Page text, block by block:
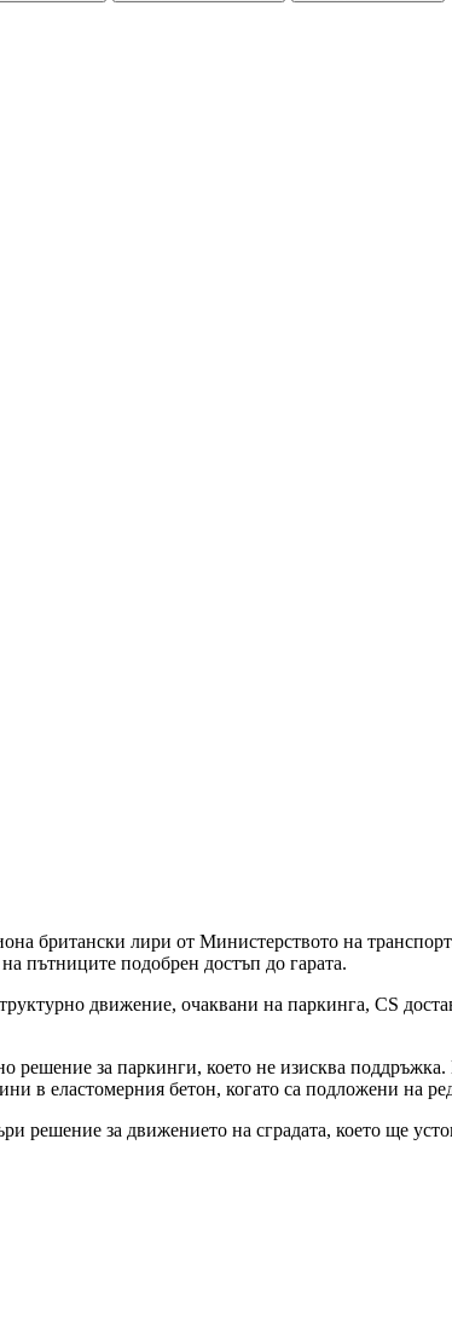
британски лири от Министерството на
пътниците подобрен достъп до гарата.
движение, очаквани на паркинга, CS
решение за паркинги, което не изисква
в еластомерния бетон, когато са подложени на
решение за движението на сградата, което ще